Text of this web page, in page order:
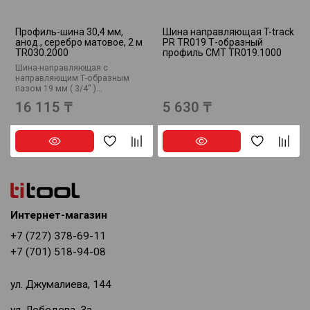
Профиль-шина 30,4 мм,
анод., серебро матовое, 2 м
TR030.2000
Шина-направляющая c
направляющим Т-образным
пазом 19 мм ( 3/4" )...
16 115 ₸
Шина направляющая T-track
PR TR019 Т-образный
профиль CMT TR019.1000
5 630 ₸
Интернет-магазин
+7 (727) 378-69-11
+7 (701) 518-94-08
ул. Джумалиева, 144